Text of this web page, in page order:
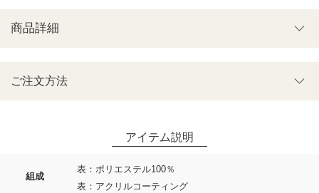
組成
表：ポリエステル100％
表：アクリルコーティング
ご注文方法
商品詳細